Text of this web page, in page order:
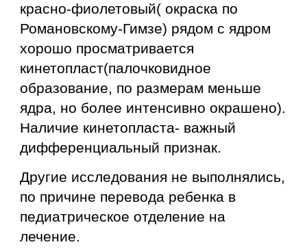
красно-фиолетовый( окраска по
Романовскому-Гимзе) рядом с ядром
хорошо просматривается
кинетопласт(палочковидное
образование, по размерам меньше
ядра, но более интенсивно окрашено).
Наличие кинетопласта- важный
дифференциальный признак.
Другие исследования не выполнялись,
по причине перевода ребенка в
педиатрическое отделение на
лечение.